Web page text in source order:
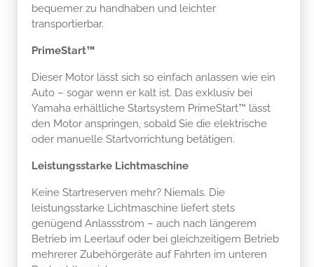
bequemer zu handhaben und leichter
transportierbar.
PrimeStart™
Dieser Motor lässt sich so einfach anlassen wie ein
Auto – sogar wenn er kalt ist. Das exklusiv bei
Yamaha erhältliche Startsystem PrimeStart™ lässt
den Motor anspringen, sobald Sie die elektrische
oder manuelle Startvorrichtung betätigen.
Leistungsstarke Lichtmaschine
Keine Startreserven mehr? Niemals. Die
leistungsstarke Lichtmaschine liefert stets
genügend Anlassstrom – auch nach längerem
Betrieb im Leerlauf oder bei gleichzeitigem Betrieb
mehrerer Zubehörgeräte auf Fahrten im unteren